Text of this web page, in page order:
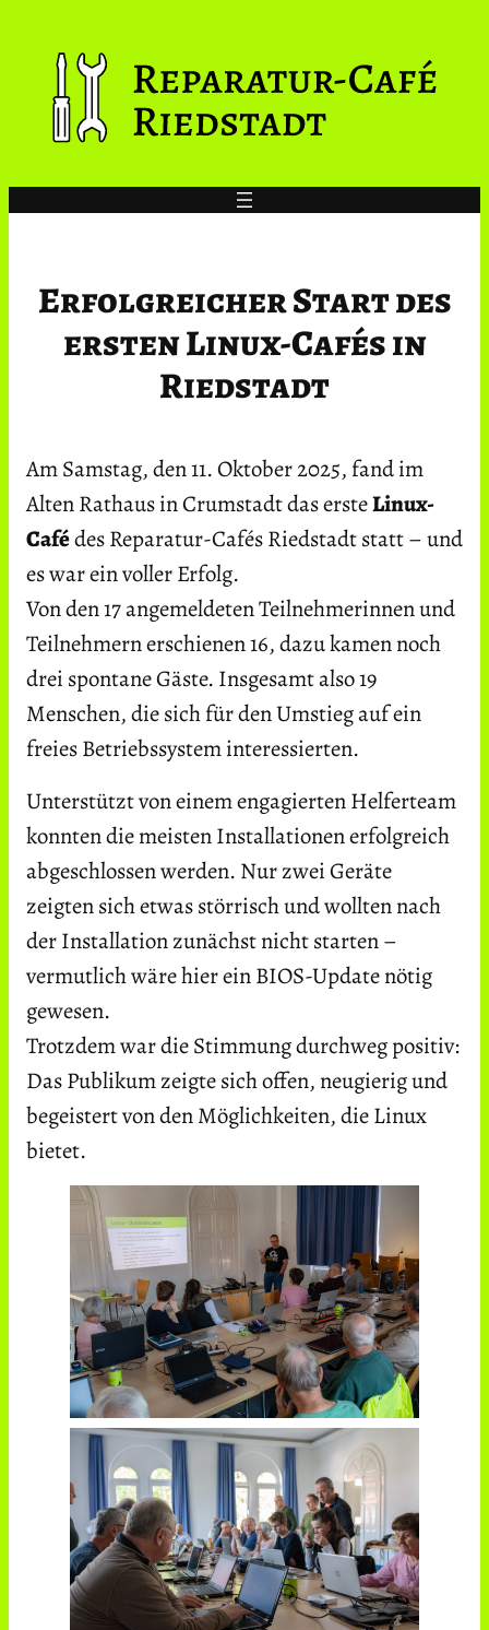
Inhalt
springen
Erfolgreicher Start des
ersten Linux-Cafés in
Riedstadt
Am Samstag, den 11. Oktober 2025, fand im
Alten Rathaus in Crumstadt das ersteLinux-
Cafédes Reparatur-Cafés Riedstadt statt – und
es war ein voller Erfolg.
Von den 17 angemeldeten Teilnehmerinnen und
Teilnehmern erschienen 16, dazu kamen noch
drei spontane Gäste. Insgesamt also 19
Menschen, die sich für den Umstieg auf ein
freies Betriebssystem interessierten.
Unterstützt von einem engagierten Helferteam
konnten die meisten Installationen erfolgreich
abgeschlossen werden. Nur zwei Geräte
zeigten sich etwas störrisch und wollten nach
der Installation zunächst nicht starten –
vermutlich wäre hier ein BIOS-Update nötig
gewesen.
Trotzdem war die Stimmung durchweg positiv:
Das Publikum zeigte sich offen, neugierig und
begeistert von den Möglichkeiten, die Linux
bietet.